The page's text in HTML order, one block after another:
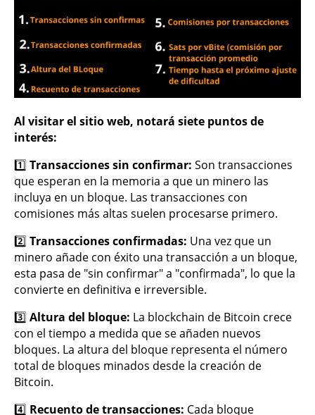
Al visitar el sitio web, notará siete puntos de
interés:
1️⃣ Transacciones sin confirmar: Son transacciones
que esperan en la memoria a que un minero las
incluya en un bloque. Las transacciones con
comisiones más altas suelen procesarse primero.
2️⃣ Transacciones confirmadas: Una vez que un
minero añade con éxito una transacción a un bloque,
esta pasa de "sin confirmar" a "confirmada", lo que la
convierte en definitiva e irreversible.
3️⃣ Altura del bloque: La blockchain de Bitcoin crece
con el tiempo a medida que se añaden nuevos
bloques. La altura del bloque representa el número
total de bloques minados desde la creación de
Bitcoin.
4️⃣ Recuento de transacciones: Cada bloque